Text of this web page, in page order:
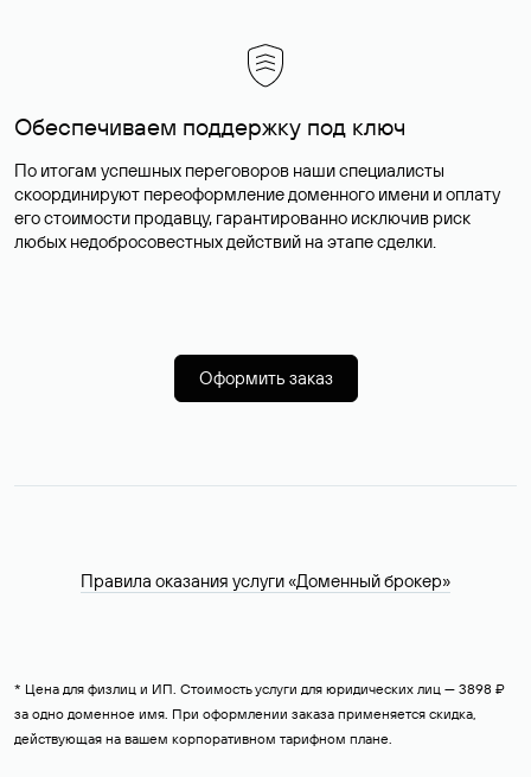
Обеспечиваем поддержку под ключ
По итогам успешных переговоров наши специалисты
скоординируют переоформление доменного имени и оплату
его стоимости продавцу, гарантированно исключив риск
любых недобросовестных действий на этапе сделки.
Оформить заказ
Правила оказания услуги «Доменный брокер»
* Цена для физлиц и ИП. Стоимость услуги для юридических лиц — 3898 ₽
за одно доменное имя. При оформлении заказа применяется скидка,
действующая на вашем корпоративном тарифном плане.